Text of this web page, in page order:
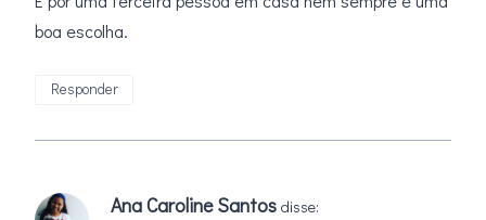
boa escolha.
Responder
Ana Caroline Santos disse: